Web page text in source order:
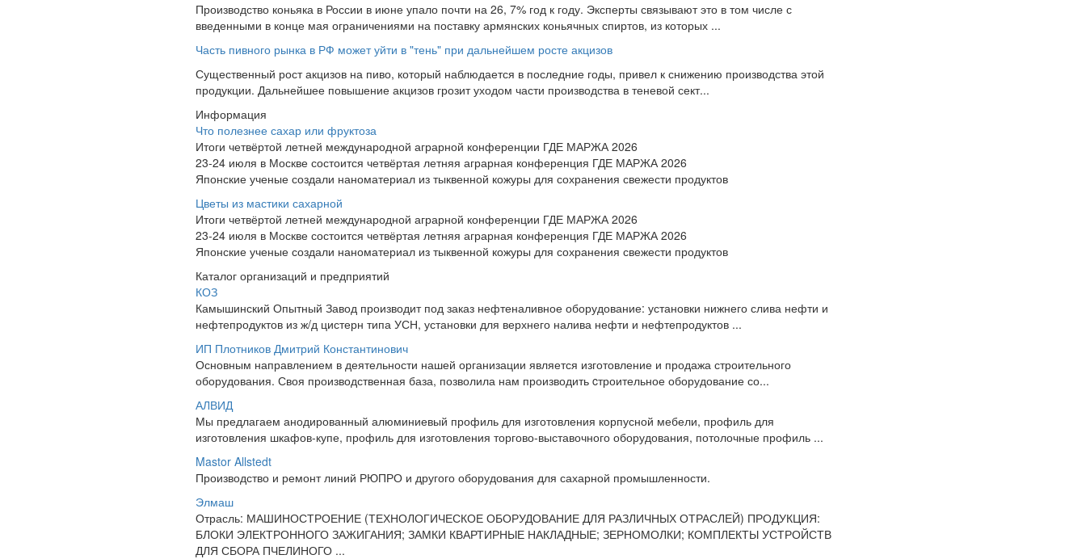
Производство коньяка в России в июне упало почти на 26, 7% год к году. Эксперты связывают это в том числе с
введенными в конце мая ограничениями на поставку армянских коньячных спиртов, из которых ...
Часть пивного рынка в РФ может уйти в "тень" при дальнейшем росте акцизов
Существенный рост акцизов на пиво, который наблюдается в последние годы, привел к снижению производства этой
продукции. Дальнейшее повышение акцизов грозит уходом части производства в теневой сект...
Информация
Что полезнее сахар или фруктоза
Итоги четвёртой летней международной аграрной конференции ГДЕ МАРЖА 2026
23-24 июля в Москве состоится четвёртая летняя аграрная конференция ГДЕ МАРЖА 2026
Японские ученые создали наноматериал из тыквенной кожуры для сохранения свежести продуктов
Цветы из мастики сахарной
Итоги четвёртой летней международной аграрной конференции ГДЕ МАРЖА 2026
23-24 июля в Москве состоится четвёртая летняя аграрная конференция ГДЕ МАРЖА 2026
Японские ученые создали наноматериал из тыквенной кожуры для сохранения свежести продуктов
Каталог организаций и предприятий
КОЗ
Камышинский Опытный Завод производит под заказ нефтеналивное оборудование: установки нижнего слива нефти и
нефтепродуктов из ж/д цистерн типа УСН, установки для верхнего налива нефти и нефтепродуктов ...
ИП Плотников Дмитрий Константинович
Основным направлением в деятельности нашей организации является изготовление и продажа строительного
оборудования. Своя производственная база, позволила нам производить cтроительное оборудование со...
АЛВИД
Мы предлагаем анодированный алюминиевый профиль для изготовления корпусной мебели, профиль для
изготовления шкафов-купе, профиль для изготовления торгово-выставочного оборудования, потолочные профиль ...
Mastor Allstedt
Производство и ремонт линий РЮПРО и другого оборудования для сахарной промышленности.
Элмаш
Отрасль: МАШИНОСТРОЕНИЕ (ТЕХНОЛОГИЧЕСКОЕ ОБОРУДОВАНИЕ ДЛЯ РАЗЛИЧНЫХ ОТРАСЛЕЙ) ПРОДУКЦИЯ:
БЛОКИ ЭЛЕКТРОННОГО ЗАЖИГАНИЯ; ЗАМКИ КВАРТИРНЫЕ НАКЛАДНЫЕ; ЗЕРНОМОЛКИ; КОМПЛЕКТЫ УСТРОЙСТВ
ДЛЯ СБОРА ПЧЕЛИНОГО ...